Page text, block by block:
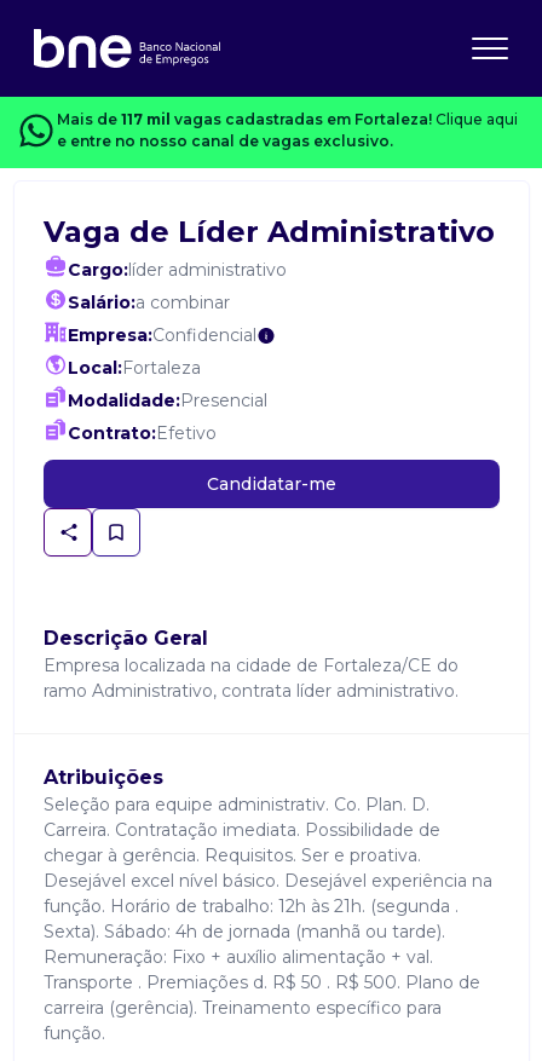
Mais de 117 mil vagas cadastradas em Fortaleza! Clique aqui
e entre no nosso canal de vagas exclusivo.
Vaga de Líder Administrativo
Cargo:líder administrativo
Salário:a combinar
Empresa:Confidencial
Local:Fortaleza
Modalidade:Presencial
Contrato:Efetivo
Candidatar-me
Descrição Geral
Empresa localizada na cidade de Fortaleza/CE do
ramo Administrativo, contrata líder administrativo.
Atribuições
Seleção para equipe administrativ. Co. Plan. D.
Carreira. Contratação imediata. Possibilidade de
chegar à gerência. Requisitos. Ser e proativa.
Desejável excel nível básico. Desejável experiência na
função. Horário de trabalho: 12h às 21h. (segunda .
Sexta). Sábado: 4h de jornada (manhã ou tarde).
Remuneração: Fixo + auxílio alimentação + val.
Transporte . Premiações d. R$ 50 . R$ 500. Plano de
carreira (gerência). Treinamento específico para
função.